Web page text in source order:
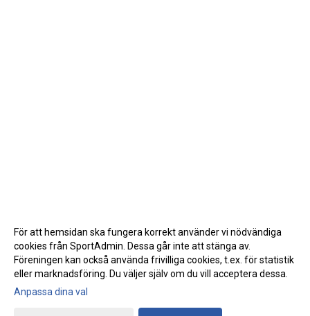
Gå till Webbversion
För att hemsidan ska fungera korrekt använder vi nödvändiga
cookies från SportAdmin. Dessa går inte att stänga av.
Föreningen kan också använda frivilliga cookies, t.ex. för statistik
eller marknadsföring. Du väljer själv om du vill acceptera dessa.
Anpassa dina val